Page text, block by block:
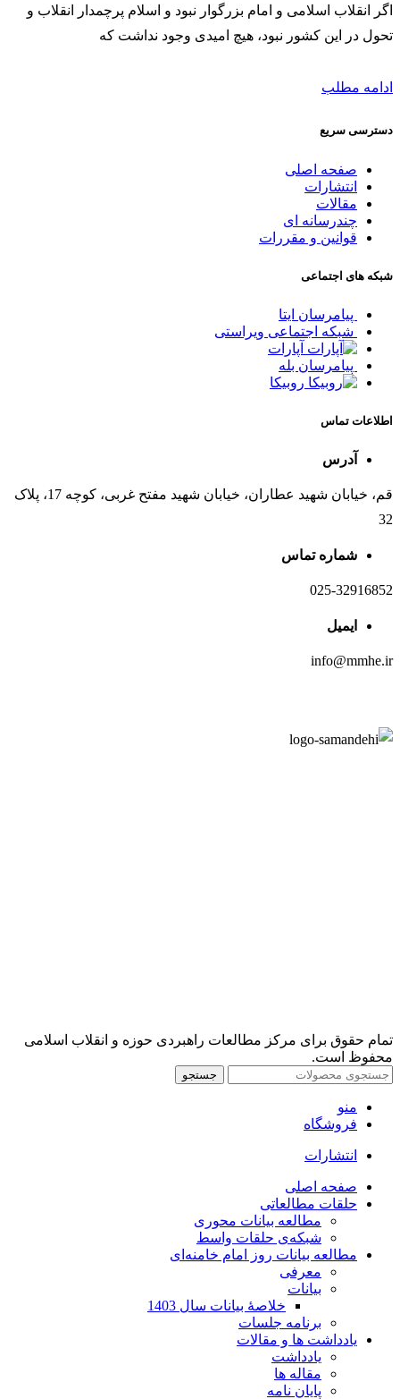
اگر انقلاب اسلامی و امام بزرگوار نبود و اسلام پرچمدار انقلاب و
تحول در این کشور نبود، هیچ امیدی وجود نداشت که
ادامه مطلب
دسترسی سریع
صفحه اصلی
انتشارات
مقالات
چندرسانه ای
قوانین و مقررات
شبکه های اجتماعی
پیامرسان ایتا
شبکه اجتماعی ویراستی
آپارات
پیامرسان بله
روبیکا
اطلاعات تماس
آدرس
قم، خیابان شهید عطاران، خیابان شهید مفتح غربی، کوچه 17، پلاک
32
شماره تماس
025-32916852
ایمیل
info@mmhe.ir
تمام حقوق برای مرکز مطالعات راهبردی حوزه و انقلاب اسلامی
محفوظ است.
جستجو
منو
فروشگاه
انتشارات
صفحه اصلی
حلقات مطالعاتی
مطالعه بیانات محوری
شبکه‌ی حلقات واسط
مطالعه بیانات روز امام خامنه‌ای
معرفی
بیانات
خلاصۀ بیانات سال 1403
برنامه جلسات
یادداشت ها و مقالات
یادداشت
مقاله ها
پایان نامه